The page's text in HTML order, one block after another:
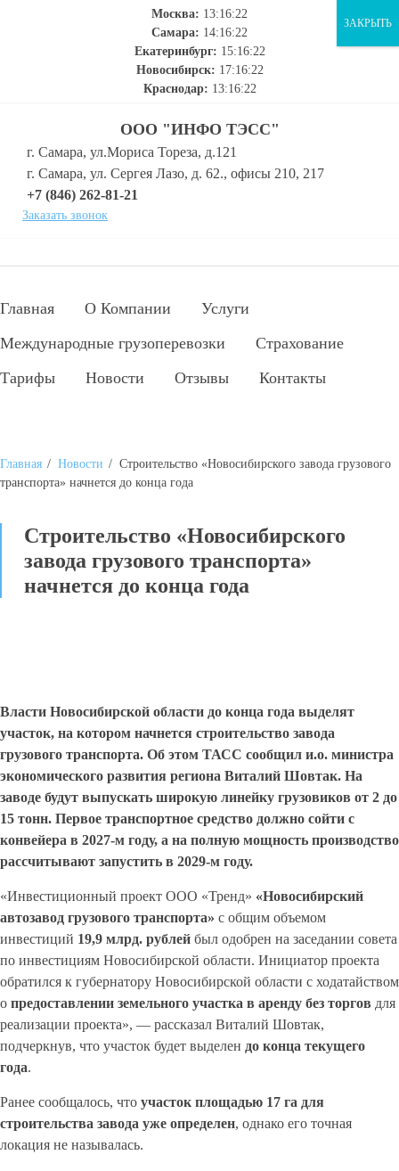
Москва: 13:16:23
Самара: 14:16:23
Екатеринбург: 15:16:23
Новосибирск: 17:16:23
Краснодар: 13:16:23
ООО "ИНФО ТЭСС"
г. Самара, ул.Мориса Тореза, д.121
г. Самара, ул. Сергея Лазо, д. 62., офисы 210, 217
+7 (846) 262-81-21
Заказать звонок
Главная О Компании
Услуги
Международные грузоперевозки
Страхование
Тарифы
Новости Отзывы Контакты
Главная / Новости / Строительство «Новосибирского завода грузового
транспорта» начнется до конца года
Строительство «Новосибирского
завода грузового транспорта»
начнется до конца года
Власти Новосибирской области до конца года выделят
участок, на котором начнется строительство завода
грузового транспорта. Об этом ТАСС сообщил и.о. министра
экономического развития региона Виталий Шовтак. На
заводе будут выпускать широкую линейку грузовиков от 2 до
15 тонн. Первое транспортное средство должно сойти с
конвейера в 2027-м году, а на полную мощность производство
рассчитывают запустить в 2029-м году.
«Инвестиционный проект ООО «Тренд» «Новосибирский
автозавод грузового транспорта» с общим объемом
инвестиций 19,9 млрд. рублей был одобрен на заседании совета
по инвестициям Новосибирской области. Инициатор проекта
обратился к губернатору Новосибирской области с ходатайством
о предоставлении земельного участка в аренду без торгов для
реализации проекта», — рассказал Виталий Шовтак,
подчеркнув, что участок будет выделен до конца текущего
года.
Ранее сообщалось, что участок площадью 17 га для
строительства завода уже определен, однако его точная
локация не называлась.
ЗАКРЫТЬ